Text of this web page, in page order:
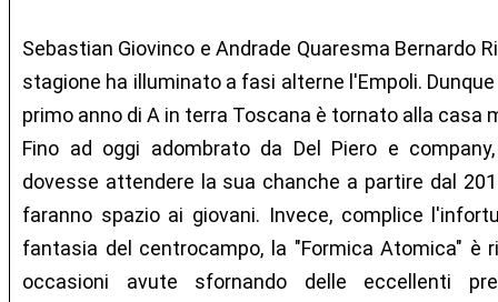
Sebastian Giovinco e Andrade Quaresma Bernardo
stagione ha illuminato a fasi alterne l'Empoli.
primo anno di A in terra Toscana è tornato alla casa
Fino ad oggi adombrato da Del Piero e
dovesse attendere la sua chanche a partire dal
faranno spazio ai giovani. Invece, complice
fantasia del centrocampo, la "Formica Atomica" è
occasioni avute sfornando delle eccellenti